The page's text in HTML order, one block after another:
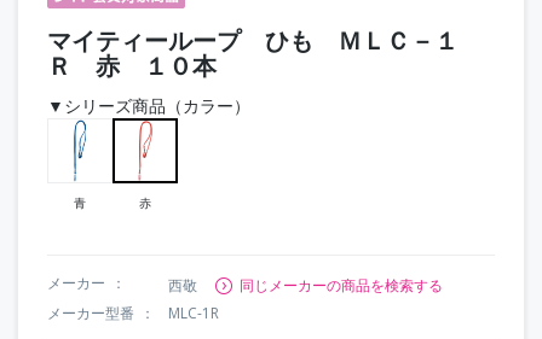
マイティーループ ひも ＭＬＣ－１
Ｒ 赤 １０本
▼シリーズ商品（カラー）
青 赤
メーカー 西敬
同じメーカーの商品を検索する
メーカー型番
MLC-1R